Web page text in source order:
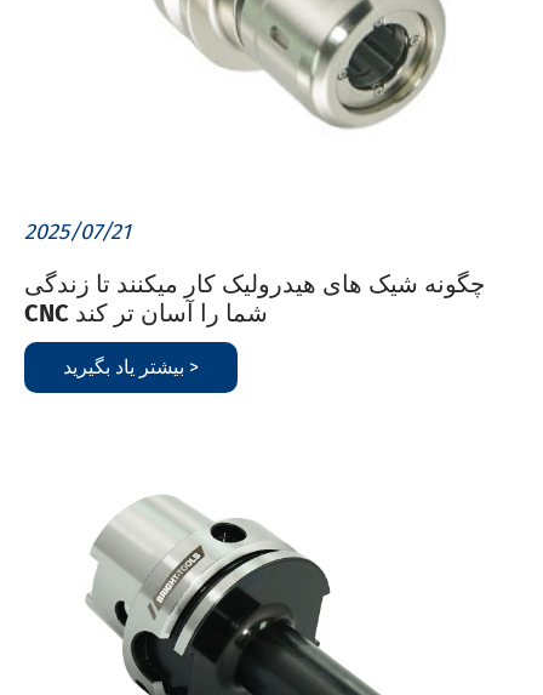
2025/07/21
چگونه شیک های هیدرولیک کار میکنند تا زندگی
CNC شما را آسان تر کند
بیشتر یاد بگیرید >